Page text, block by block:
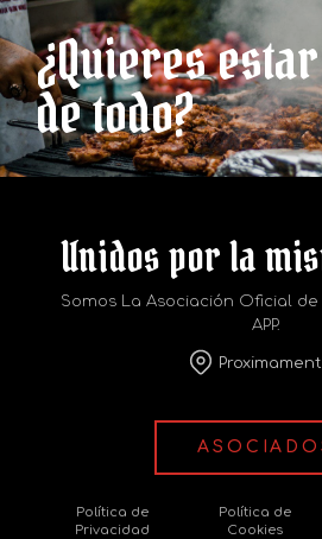
¿Quieres
de todo?
Unidos por la
Somos La Asociación Oficial de
APP.
Política de
Privacidad
Política de
Cookies